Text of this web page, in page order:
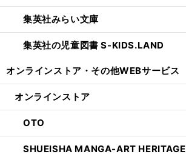
集英社みらい文庫
集英社の児童図書 S-KIDS.LAND
オンラインストア・ その他WEBサービス
オンラインストア
OTO
SHUEISHA MANGA-ART HERITAGE